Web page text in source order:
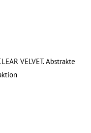
VELVET. Abstrakte